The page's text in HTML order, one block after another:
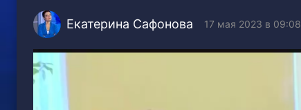
Екатерина Сафонова 17 мая 2023 в 09:08